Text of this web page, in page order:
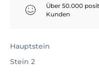
Über 50.000
Kunden
Hauptstein
Stein 2